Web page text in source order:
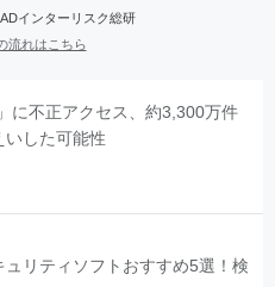
インターリスク総研
流れはこちら
に不正アクセス、約3,300万件
いした可能性
ュリティソフトおすすめ5選！検